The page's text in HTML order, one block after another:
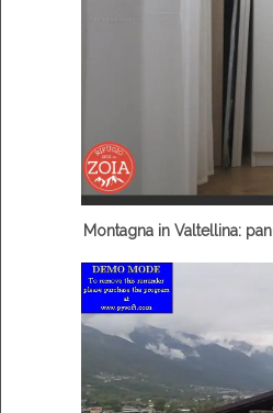
Montagna in Valtellina: